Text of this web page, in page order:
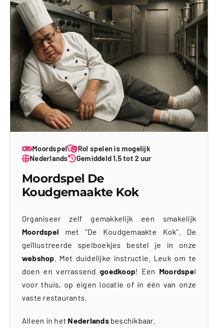
Moordspel
Rol spelen is mogelijk
Nederlands
Gemiddeld 1,5 tot 2 uur
Moordspel De
Koudgemaakte Kok
Organiseer zelf gemakkelijk een smakelijk
Moordspel met “De Koudgemaakte Kok”. De
geïllustreerde spelboekjes bestel je in onze
webshop . Met duidelijke instructie. Leuk om te
doen en verrassendgoedkoop! Een Moordspel
voor thuis, op eigen locatie of in één van onze
vaste restaurants.
Alleen in het Nederlandsbeschikbaar.